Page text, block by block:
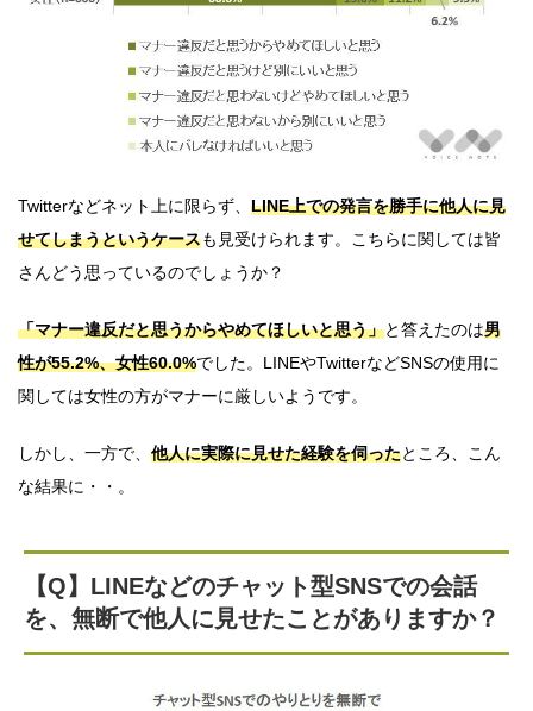
Twitterなどネット上に限らず、 LINE上での発言を勝手に他人に見
せてしまうというケースも見受けられます。こちらに関しては皆
さんどう思っているのでしょうか？
「マナー違反だと思うからやめてほしいと思う」と答えたのは男
性が55.2%、女性60.0%でした。LINEやTwitterなどSNSの使用に
関しては女性の方がマナーに厳しいようです。
しかし、一方で、 他人に実際に見せた経験を伺ったところ、こん
な結果に・・。
【Q】LINEなどのチャット型SNSでの会話
を、無断で他人に見せたことがありますか？